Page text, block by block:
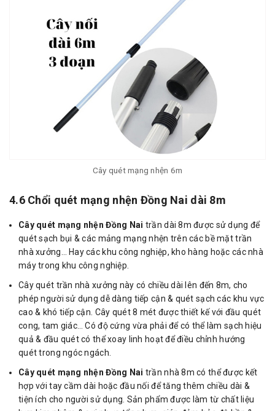
Cây quét mạng nhện 6m
4.6 Chổi quét mạng nhện Đồng Nai dài 8m
Cây quét mạng nhện Đồng Nai trần dài 8m được sử dụng để
quét sạch bụi & các mảng mạng nhện trên các bề mặt trần
nhà xưởng… Hay các khu công nghiệp, kho hàng hoặc các nhà
máy trong khu công nghiệp.
Cây quét trần nhà xưởng này có chiều dài lên đến 8m, cho
phép người sử dụng dễ dàng tiếp cận & quét sạch các khu vực
cao & khó tiếp cận. Cây quét 8 mét được thiết kế với đầu quét
cong, tam giác… Có độ cứng vừa phải để có thể làm sạch hiệu
quả & đầu quét có thể xoay linh hoạt để điều chỉnh hướng
quét trong ngóc ngách.
Cây quét mạng nhện Đồng Nai trần nhà 8m có thể được kết
hợp với tay cầm dài hoặc đầu nối để tăng thêm chiều dài &
tiện ích cho người sử dụng. Sản phẩm được làm từ chất liệu